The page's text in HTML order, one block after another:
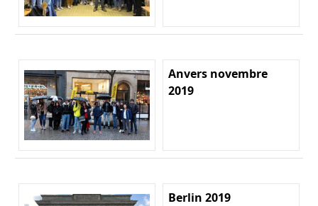
Anvers novembre
2019
Berlin 2019